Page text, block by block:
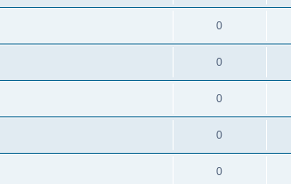
0
0
0
0
0